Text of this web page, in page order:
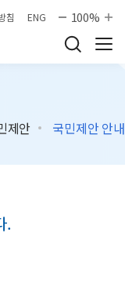
침 ENG 100%
제안 국민제안 안내
.